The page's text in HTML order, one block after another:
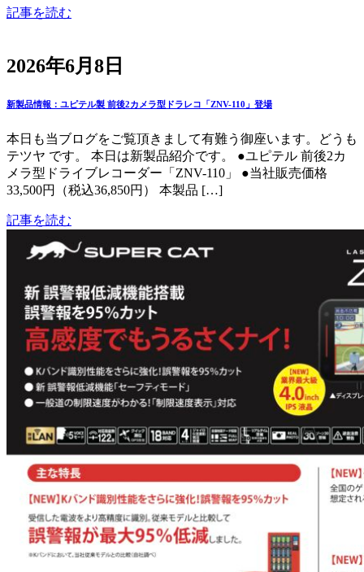
記事を読む
2026年6月8日
新製品情報：ユピテル製 前後2カメラ型ドラレコ「ZNV-110」登場
本日も当ブログをご覧頂きまして有難う御座います。どうも
テツヤ です。 本日は新製品紹介です。 ●ユピテル 前後2カ
メラ型ドライブレコーダー「ZNV-110」 ●当社販売価格
33,500円（税込36,850円） 本製品 […]
記事を読む